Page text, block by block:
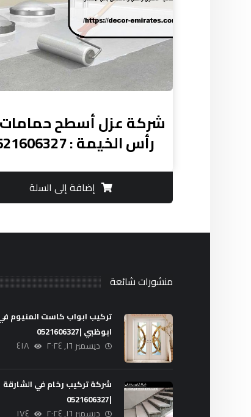
شركة عزل أسطح
رأس الخيمة : 0521606327
إضافة إلى السلة
منشورات شائعة
تركيب ابواب كاست المنيوم
ابوظبي |0521606327
ديسمبر ١٦, ٢٠٢٤ ٤١٨
شركة تركيب رخام في الشارقة
|0521606327
ديسمبر ١٦, ٢٠٢٤ ١٧٤